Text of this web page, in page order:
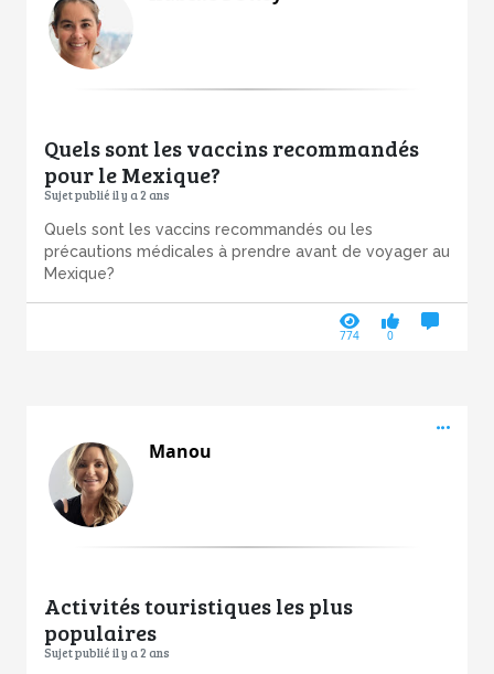
Quels sont les vaccins recommandés
pour le Mexique?
Sujet publié il y a 2 ans
Quels sont les vaccins recommandés ou les
précautions médicales à prendre avant de voyager au
Mexique?
774 0
Manou
Activités touristiques les plus
populaires
Sujet publié il y a 2 ans